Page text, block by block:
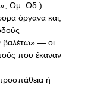
Ομ. Οδ. )
όργανα και,
βαλέτω» — οι
που έκαναν
ή